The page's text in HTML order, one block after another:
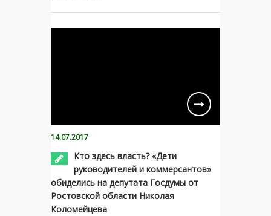
14.07.2017
Кто здесь власть? «Дети
руководителей и коммерсантов»
обиделись на депутата Госдумы от
Ростовской области Николая
Коломейцева